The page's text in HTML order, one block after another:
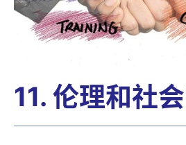
11. 伦理和社